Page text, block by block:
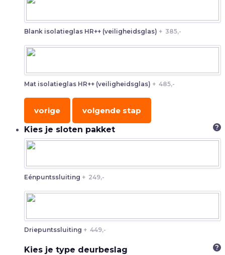
Blank isolatieglas HR++ (veiligheidsglas) + 385,-
Mat isolatieglas HR++ (veiligheidsglas) + 485,-
vorige
volgende stap
Kies je sloten pakket
?
Eénpuntssluiting + 249,-
Driepuntssluiting + 449,-
Kies je type deurbeslag ?